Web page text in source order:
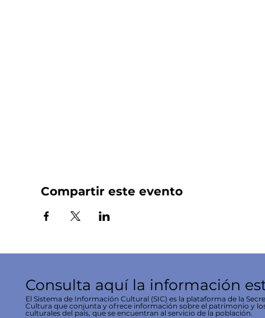
Compartir este evento
Consulta aquí la información
El Sistema de Información Cultural (SIC) es la plataforma de la
Cultura que conjunta y ofrece información sobre el patrimonio y
culturales del país, que se encuentran al servicio de la población.